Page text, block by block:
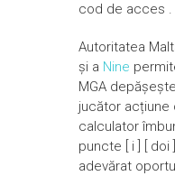
cod de acces .
Autoritatea
și a Nine
MGA
jucător acțiune
calculator
puncte [ i ] [
adevărat